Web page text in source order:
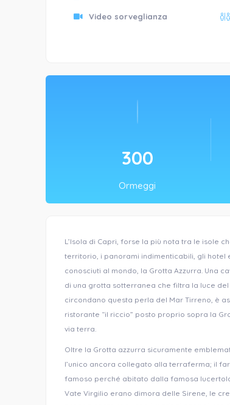
Video sorveglianza
300
Ormeggi
L’Isola di Capri, forse la più nota tra le isole
territorio, i panorami indimenticabili, gli hotel
conosciuti al mondo, la Grotta Azzurra. Una
di una grotta sotterranea che filtra la luce
circondano questa perla del Mar Tirreno, è
ristorante “il riccio” posto proprio sopra la
via terra.
Oltre la Grotta azzurra sicuramente
l’unico ancora collegato alla terraferma; il
famoso perché abitato dalla famosa
Vate Virgilio erano dimora delle Sirene, le